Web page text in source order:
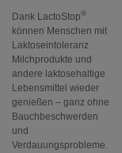
Dank LactoStop®
können Menschen mit
Laktoseintoleranz
Milchprodukte und
andere laktosehaltige
Lebensmittel wieder
genießen – ganz ohne
Bauchbeschwerden
und
Verdauungsprobleme.